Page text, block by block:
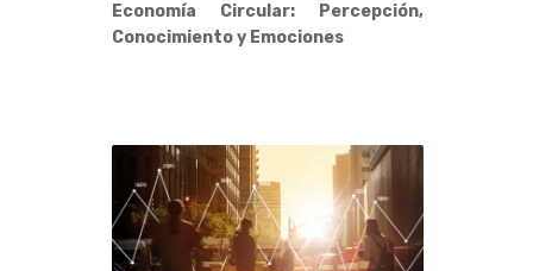
Economía Circular: Percepción,
Conocimiento y Emociones